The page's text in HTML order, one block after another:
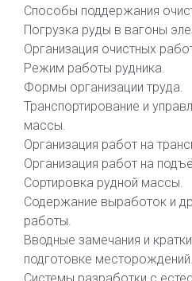
Способы поддержания
Погрузка руды в вагоны
Организация очистных
Режим работы рудника.
Формы организации труда.
Транспортирование и
массы.
Организация работ на
Организация работ на
Сортировка рудной массы.
Содержание выработок и
работы.
Вводные замечания и
подготовке месторождений.